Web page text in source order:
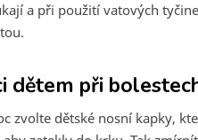
a při použití vatových
dětem při
zvolte dětské nosní kapky,